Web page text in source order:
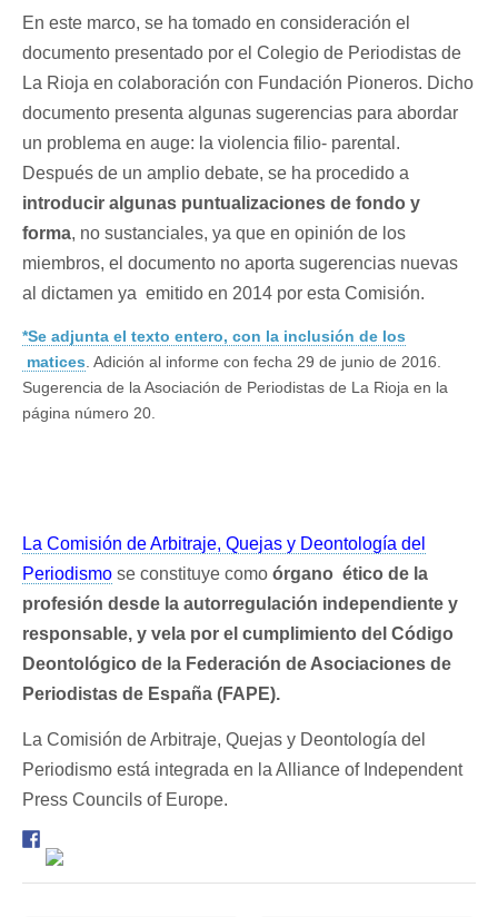
En este marco, se ha tomado en consideración el
documento presentado por el Colegio de Periodistas de
La Rioja en colaboración con Fundación Pioneros. Dicho
documento presenta algunas sugerencias para abordar
un problema en auge: la violencia filio- parental.
Después de un amplio debate, se ha procedido a
introducir algunas puntualizaciones de fondo y
forma, no sustanciales, ya que en opinión de los
miembros, el documento no aporta sugerencias nuevas
al dictamen ya emitido en 2014 por esta Comisión.
*Se adjunta el texto entero, con la inclusión de los
matices . Adición al informe con fecha 29 de junio de 2016.
Sugerencia de la Asociación de Periodistas de La Rioja en la
página número 20.
La Comisión de Arbitraje, Quejas y Deontología del
Periodismo se constituye como órgano ético de la
profesión desde la autorregulación independiente y
responsable, y vela por el cumplimiento del Código
Deontológico de la Federación de Asociaciones de
Periodistas de España (FAPE).
La Comisión de Arbitraje, Quejas y Deontología del
Periodismo está integrada en la Alliance of Independent
Press Councils of Europe.